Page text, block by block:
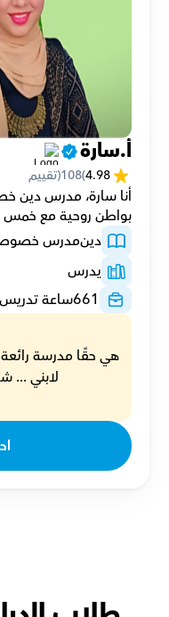
أ.سارة
4.98
(
108(تقييم
بواطن روحية مع خمس
دينمدرس
يدرس
661ساعة
لابني ...